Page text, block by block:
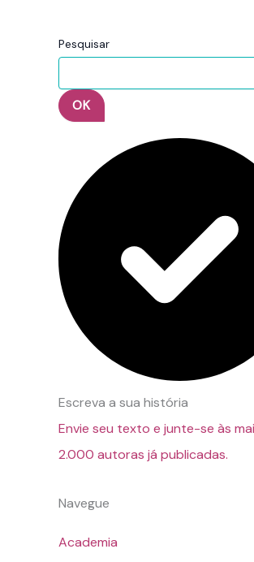
Pesquisar
OK
Escreva a sua história
Envie seu texto e junte-se às
2.000 autoras já publicadas.
Navegue
Academia